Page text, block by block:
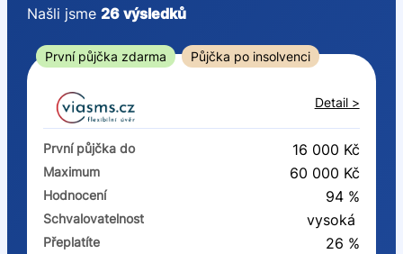
Od
První půjčka zdarma
–
ano
Našli jsme26 výsledků
První půjčka zdarma Půjčka po insolvenci
Detail >
První půjčka do 16 000 Kč
Maximum 60 000 Kč
Hodnocení 94 %
Schvalovatelnost vysoká
Přeplatíte
26 %